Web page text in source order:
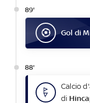
89'
Gol di
88'
Calcio
di